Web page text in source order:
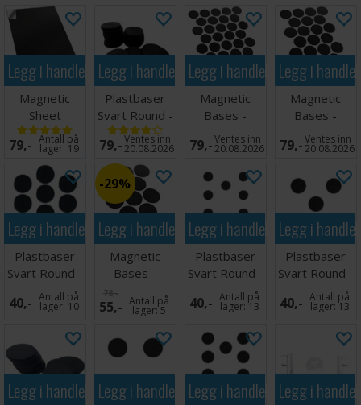
Legg i handlekurven
Magnetic
Sheet
Selvklebende
- A4 (1 stk)
79,- Antall på
lager: 19
Legg i handlekurven
Plastbaser
Svart Round -
32mm (20
stk)
79,-Ventes inn
20.08.2026
Legg i handlekurven
Magnetic
Bases -
32mm (36
stk)
79,-Ventes inn
20.08.2026
Legg i
Magnetic
Bases -
40mm (25
stk)
79,-Ventes inn
20.08.2026
Legg i handlekurven
Plastbaser
Svart Round -
28.5mm (10
stk)
40,- Antall på
lager: 10
Legg i handlekurven
29%
Magnetic
Bases -
55mm (13
stk)
78,-
55,- Antall på
lager:5
Legg i handlekurven
Plastbaser
Svart Round -
25mm (10
stk)
40,- Antall på
lager: 13
Legg i
Plastbaser
Svart Round -
40mm (5 stk)
40,- Antall på
lager: 13
Legg i handlekurvenLegg i handlekurvenLegg i handlekurven
Legg i